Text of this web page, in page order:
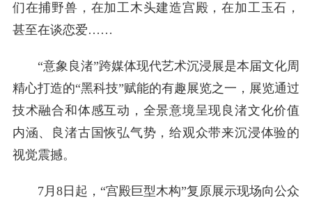
们在捕野兽，在加工木头建造宫殿，在加工玉石，
甚至在谈恋爱……
“意象良渚”跨媒体现代艺术沉浸展是本届文化周
精心打造的“黑科技”赋能的有趣展览之一，展览通过
技术融合和体感互动，全景意境呈现良渚文化价值
内涵、良渚古国恢弘气势，给观众带来沉浸体验的
视觉震撼。
7月8日起，“宫殿巨型木构”复原展示现场向公众